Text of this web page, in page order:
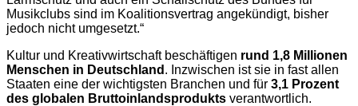
Musikclubs sind im Koalitionsvertrag angekündigt, bisher
jedoch nicht umgesetzt.“
Kultur und Kreativwirtschaft beschäftigen rund 1,8 Millionen
Menschen in Deutschland . Inzwischen ist sie in fast allen
Staaten eine der wichtigsten Branchen und für 3,1 Prozent
des globalen Bruttoinlandsprodukts verantwortlich.